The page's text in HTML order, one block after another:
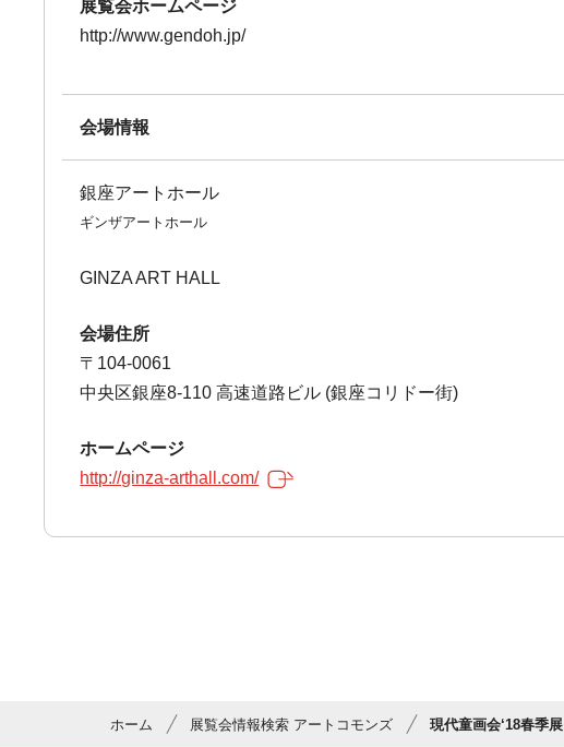
展覧会ホームページ
http://www.gendoh.jp/
会場情報
銀座アートホール
ギンザアートホール
GINZA ART HALL
会場住所
〒104-0061
中央区銀座8-110 高速道路ビル (銀座コリドー街)
ホームページ
http://ginza-arthall.com/
ホーム 展覧会情報検索 アートコモンズ 現代童画会‘18春季展